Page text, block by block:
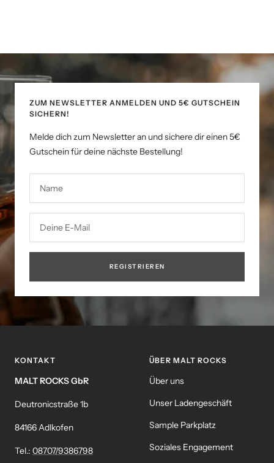
ZUM NEWSLETTER ANMELDEN UND 5€ GUTSCHEIN
SICHERN!
Melde dich zum Newsletter an und sichere dir einen 5€
Gutschein für deine nächste Bestellung!
Name
Deine E-Mail
REGISTRIEREN
KONTAKT
MALT ROCKS GbR
Deutronicstraße 1b
84166 Adlkofen
Tel.: 08707/9386798
ÜBER MALT ROCKS
Über uns
Unser Ladengeschäft
Sample Parkplatz
Soziales Engagement